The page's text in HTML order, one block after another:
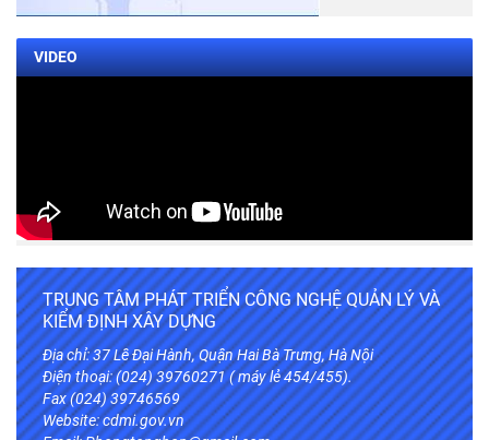
VIDEO
TRUNG TÂM PHÁT TRIỂN CÔNG NGHỆ QUẢN LÝ VÀ
KIỂM ĐỊNH XÂY DỰNG
Địa chỉ: 37 Lê Đại Hành, Quận Hai Bà Trưng, Hà Nội
Điện thoại: (024) 39760271 ( máy lẻ 454/455).
Fax (024) 39746569
Website:cdmi.gov.vn